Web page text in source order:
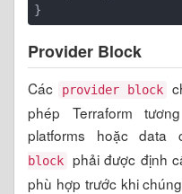
}
Provider Block
Các provider block
phép Terraform
platforms hoặc data
block
phải được định
phù hợp trước khi